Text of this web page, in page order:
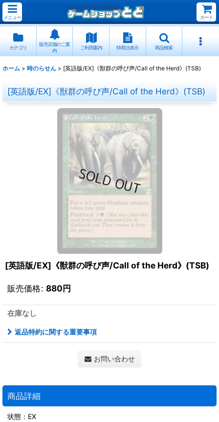
メニュー カート
カテゴリ
販売店舗のご案
内
ご利用案内 特商法表示 商品検索
ホーム > 時のらせん > [英語版/EX]《獣群の呼び声/Call of the Herd》(TSB)
[英語版/EX]《獣群の呼び声/Call of the Herd》(TSB)
[英語版/EX]《獣群の呼び声/Call of the Herd》(TSB)
販売価格: 880円
在庫なし
返品特約に関する重要事項
お問い合わせ
商品詳細
状態：EX